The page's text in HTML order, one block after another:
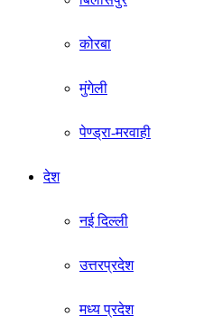
कोरबा
मुंगेली
पेण्ड्रा-मरवाही
देश
नई दिल्ली
उत्तरप्रदेश
मध्य प्रदेश